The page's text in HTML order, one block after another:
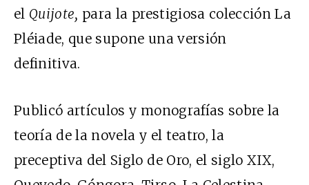
el Quijote, para la prestigiosa colección La
Pléiade, que supone una versión
definitiva.
Publicó artículos y monografías sobre la
teoría de la novela y el teatro, la
preceptiva del Siglo de Oro, el siglo XIX,